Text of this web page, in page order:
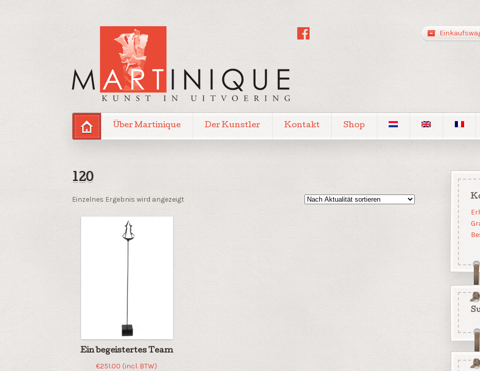
Über Martinique Der Kunstler Kontakt Shop
120
Einzelnes Ergebnis wird angezeigt
Ein begeistertes Team
€251.00 (incl. BTW)